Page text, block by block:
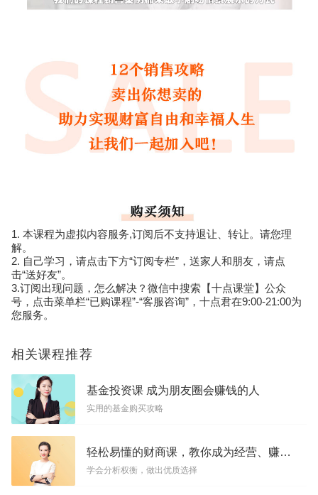
1. 本课程为虚拟内容服务,订阅后不支持退让、转让。请您理
解。
2. 自己学习，请点击下方“订阅专栏”，送家人和朋友，请点
击“送好友”。
3.订阅出现问题，怎么解决？微信中搜索【十点课堂】公众
号，点击菜单栏“已购课程”-“客服咨询”，十点君在9:00-21:00为
您服务。
相关课程推荐
基金投资课 成为朋友圈会赚钱的人
实用的基金购买攻略
轻松易懂的财商课，教你成为经营、赚钱达人
学会分析权衡，做出优质选择